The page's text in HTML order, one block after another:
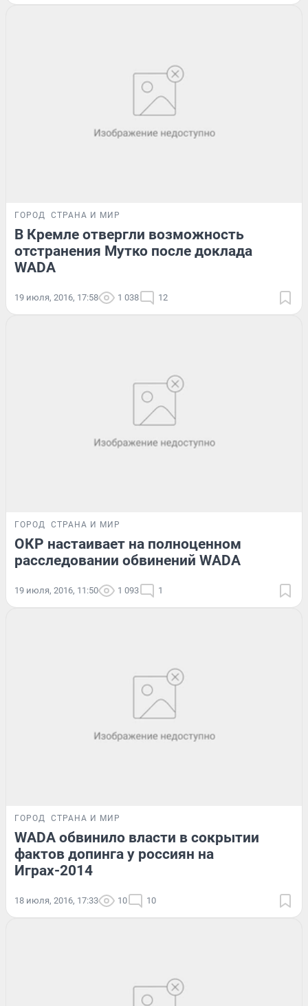
ГОРОД СТРАНА И МИР
В Кремле отвергли возможность
отстранения Мутко после доклада
WADA
19 июля, 2016, 17:58 1 038 12
ГОРОД СТРАНА И МИР
ОКР настаивает на полноценном
расследовании обвинений WADA
19 июля, 2016, 11:50 1 093 1
ГОРОД СТРАНА И МИР
WADA обвинило власти в сокрытии
фактов допинга у россиян на
Играх-2014
18 июля, 2016, 17:33 10 10